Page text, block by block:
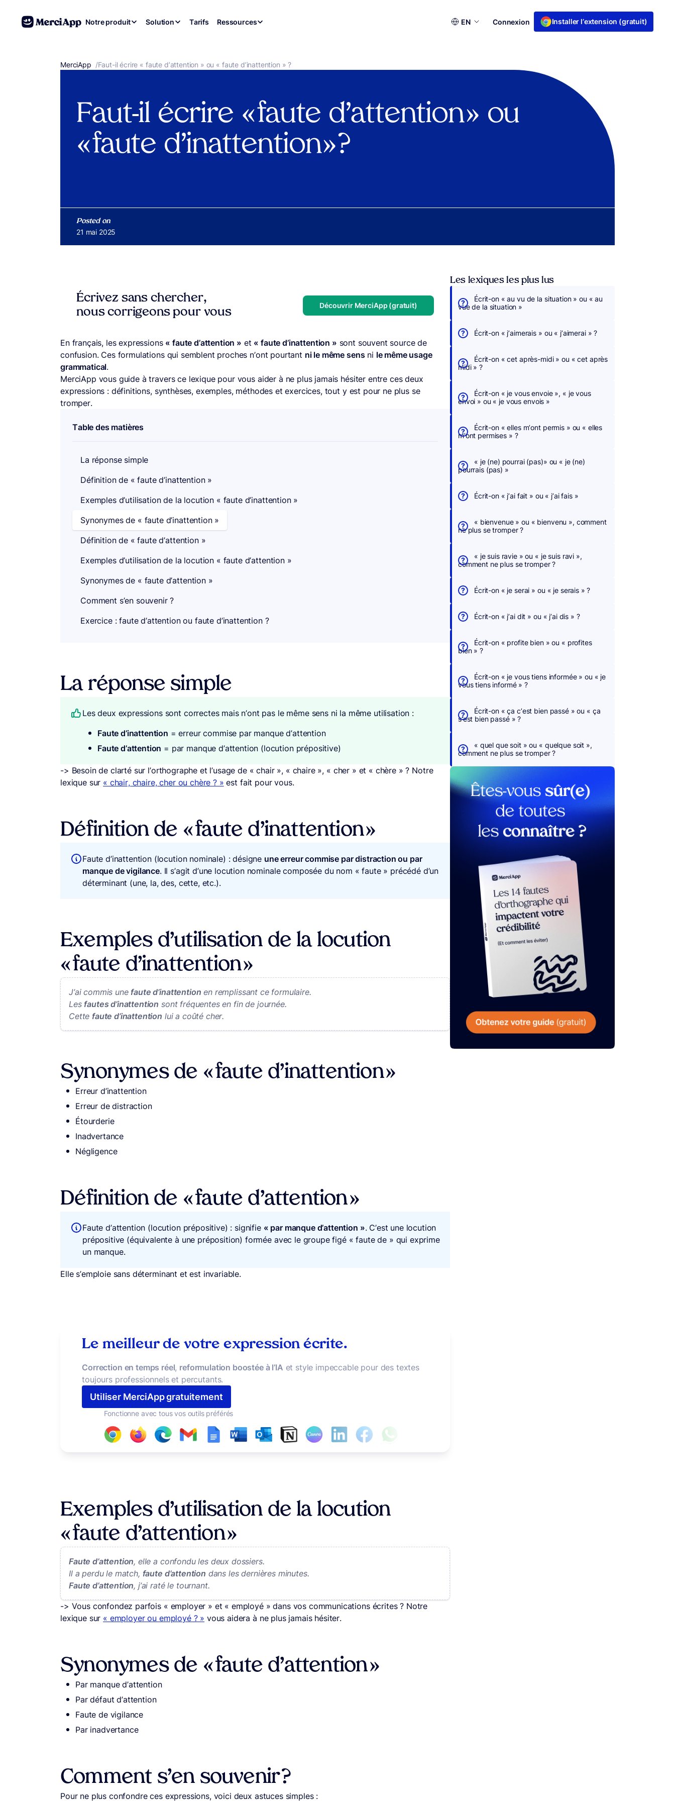
Aller au contenu
Notre produit Solution Tarifs Ressources
Choisir
EN Connexion Installer l’extension (gratuit)
MerciApp correcteur orthographe
/Faut-il écrire « faute d’attention » ou « faute d’inattention » ?
Faut-il écrire « faute d’attention » ou
« faute d’inattention » ?
Posted on
Publié le
21 mai 2025
Écrivez sans chercher,
nous corrigeons pour vous
Découvrir MerciApp (gratuit)
En français, les expressions « faute d’attention » et « faute d’inattention » sont souvent source de
confusion. Ces formulations qui semblent proches n’ont pourtant ni le même sensni le même usage
grammatical.
MerciApp vous guide à travers ce lexique pour vous aider à ne plus jamais hésiter entre ces deux
expressions : définitions, synthèses, exemples, méthodes et exercices, tout y est pour ne plus se
tromper.
Table des matières
La réponse simple
Définition de « faute d’inattention »
Exemples d’utilisation de la locution « faute d’inattention »
Synonymes de « faute d’inattention »
Définition de « faute d’attention »
Exemples d’utilisation de la locution « faute d’attention »
Synonymes de « faute d’attention »
Comment s’en souvenir ?
Exercice : faute d’attention ou faute d’inattention ?
La réponse simple
Les deux expressions sont correctes mais n’ont pas le même sens ni la même utilisation :
Faute d’inattention = erreur commise par manque d’attention
Faute d’attention = par manque d’attention (locution prépositive)
-> Besoin de clarté sur l’orthographe et l’usage de « chair », « chaire », « cher » et « chère » ? Notre
lexique sur « chair, chaire, cher ou chère ? » est fait pour vous.
Définition de « faute d’inattention »
Faute d’inattention (locution nominale) : désigne une erreur commise par distraction ou par
manque de vigilance. Il s’agit d’une locution nominale composée du nom « faute » précédé d’un
déterminant (une, la, des, cette, etc.).
Exemples d’utilisation de la locution
« faute d’inattention »
J’ai commis une faute d’inattention en remplissant ce formulaire.
Les fautes d’inattention sont fréquentes en fin de journée.
Cette faute d’inattention lui a coûté cher.
Synonymes de « faute d’inattention »
Erreur d’inattention
Erreur de distraction
Étourderie
Inadvertance
Négligence
Définition de « faute d’attention »
Faute d’attention (locution prépositive) : signifie « par manque d’attention ». C’est une locution
prépositive (équivalente à une préposition) formée avec le groupe figé « faute de » qui exprime
un manque.
Elle s’emploie sans déterminant et est invariable.
Le meilleur de votre expression écrite.
Correction en temps réel, reformulation boostée à l’IA et style impeccable pour des textes
toujours professionnels et percutants.
Utiliser MerciApp gratuitement
Fonctionne avec tous vos outils préférés
Exemples d’utilisation de la locution
« faute d’attention »
Faute d’attention, elle a confondu les deux dossiers.
Il a perdu le match, faute d’attention dans les dernières minutes.
Faute d’attention, j’ai raté le tournant.
-> Vous confondez parfois « employer » et « employé » dans vos communications écrites ? Notre
lexique sur « employer ou employé ? » vous aidera à ne plus jamais hésiter.
Synonymes de « faute d’attention »
Par manque d’attention
Par défaut d’attention
Faute de vigilance
Par inadvertance
Comment s’en souvenir?
Pour ne plus confondre ces expressions, voici deux astuces simples :
Les lexiques les plus lus
Écrit-on « au vu de la situation » ou « au
vue de la situation »
Écrit-on « j’aimerais » ou « j’aimerai » ?
Écrit-on « cet après-midi » ou « cet après
midi » ?
Écrit-on « je vous envoie », « je vous
envoi » ou « je vous envois »
Écrit-on « elles m’ont permis » ou « elles
m’ont permises » ?
« je (ne) pourrai (pas)» ou « je (ne)
pourrais (pas) »
Écrit-on « j’ai fait » ou « j’ai fais »
« bienvenue » ou « bienvenu », comment
ne plus se tromper ?
« je suis ravie » ou « je suis ravi »,
comment ne plus se tromper ?
Écrit-on « je serai » ou « je serais » ?
Écrit-on « j’ai dit » ou « j’ai dis » ?
Écrit-on « profite bien » ou « profites
bien » ?
Écrit-on « je vous tiens informée » ou « je
vous tiens informé » ?
Écrit-on « ça c’est bien passé » ou « ça
s’est bien passé » ?
« quel que soit » ou « quelque soit »,
comment ne plus se tromper ?